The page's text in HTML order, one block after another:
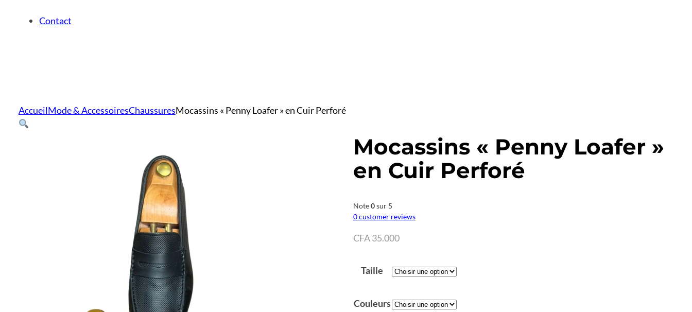
Contact
AccueilMode & AccessoiresChaussuresMocassins « Penny Loafer » en Cuir Perforé
Mocassins « Penny Loafer »
en Cuir Perforé
Note0sur 5
0customer reviews
CFA35.000
Taille
Couleurs